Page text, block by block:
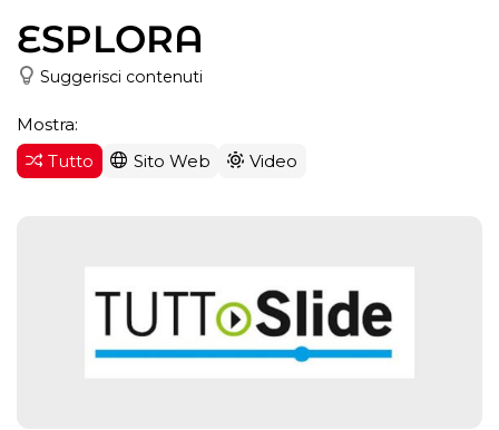
ESPLORA
Suggerisci contenuti
Mostra:
Tutto
Sito Web Video